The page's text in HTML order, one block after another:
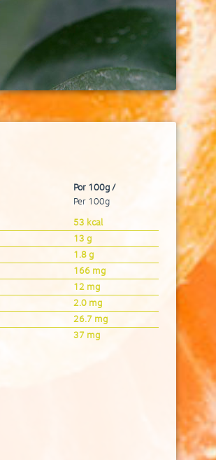
Por 100g /
Per 100g
53 kcal
13 g
1.8 g
166 mg
12 mg
2.0 mg
26.7 mg
37 mg